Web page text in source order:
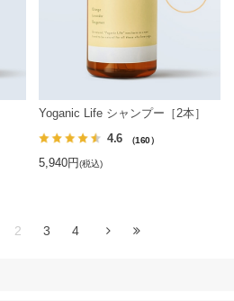
Yoganic Life シャンプー［2本］
4.6 （160）
5,940円(税込)
2 3 4